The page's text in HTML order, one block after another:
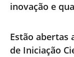
inovação e
Estão abertas
de Iniciação